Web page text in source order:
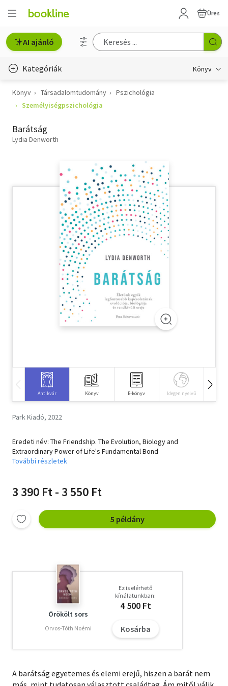
Üres
AI ajánló
Kategóriák Könyv
Életmód, egészség
Gyermek- és ifjúsági
Szótár, nyelvkönyv
Tankönyv, segédkönyv
Társadalomtudomány
Természettudomány
Könyv Társadalomtudomány
Pszichológia
Személyiségpszichológia
Barátság
Lydia Denworth
Antikvár Könyv E-könyv Idegen nyelvű
Park Kiadó, 2022
Eredeti név: The Friendship. The Evolution, Biology and
Extraordinary Power of Life's Fundamental Bond
További részletek
3 390 Ft - 3 550 Ft
5 példány
Örökölt sors
Orvos-Tóth Noémi
Ez is elérhető
kínálatunkban:
4 500 Ft
Kosárba
A barátság egyetemes és elemi erejű, hiszen a barát nem